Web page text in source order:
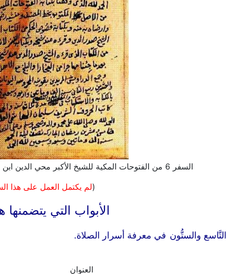
السفر 6 من الفتوحات المكية للشيخ الأكبر محي الدين ابن العربي - تحقيق محمد علي حاج يوسف
(لم يكتمل العمل على هذا
الأبواب التي يتضمنها
والستُّون في معرفة أسرار الصلاة.
العنوان